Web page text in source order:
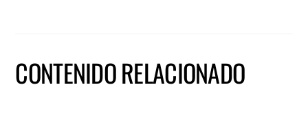
CONTENIDO RELACIONADO